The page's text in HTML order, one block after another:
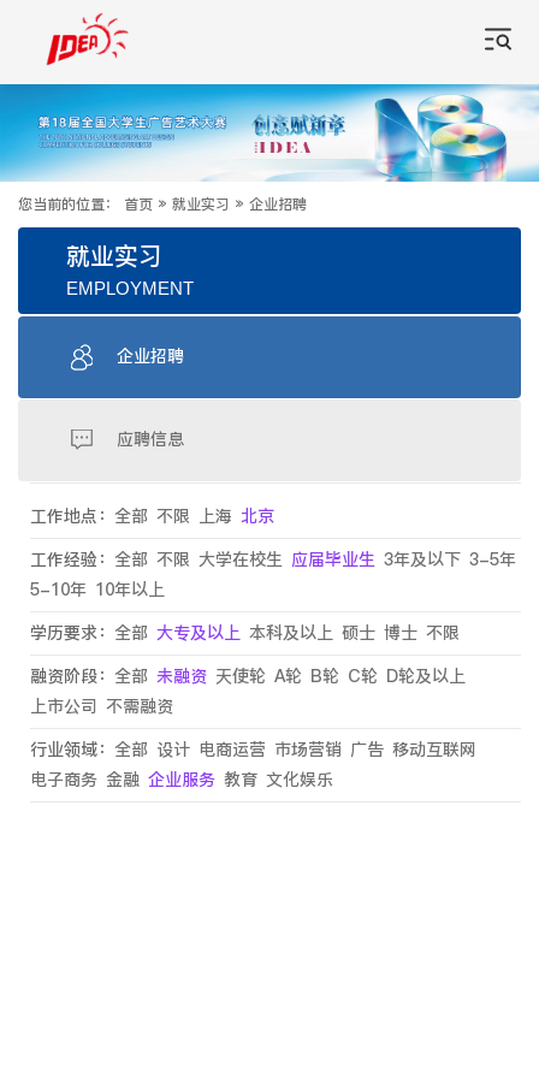
您当前的位置： 首页 » 就业实习 » 企业招聘
就业实习
EMPLOYMENT
企业招聘
应聘信息
工作地点： 全部 不限 上海 北京
工作经验： 全部 不限 大学在校生 应届毕业生 3年及以下 3-5年
5-10年 10年以上
学历要求： 全部 大专及以上 本科及以上 硕士 博士 不限
融资阶段： 全部 未融资 天使轮 A轮 B轮 C轮 D轮及以上
上市公司 不需融资
行业领域： 全部 设计 电商运营 市场营销 广告 移动互联网
电子商务 金融 企业服务 教育 文化娱乐